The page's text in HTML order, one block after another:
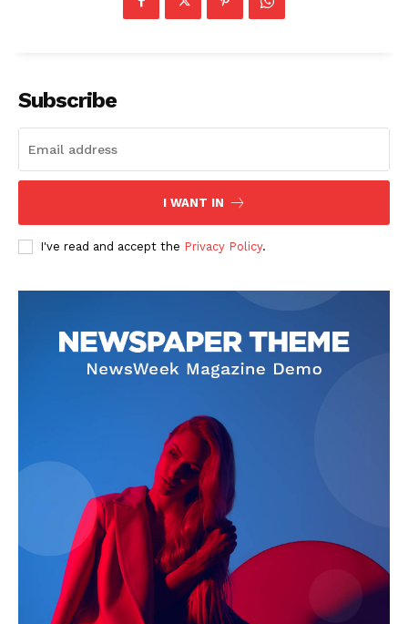
Subscribe
I WANT IN
I've read and accept the Privacy Policy.